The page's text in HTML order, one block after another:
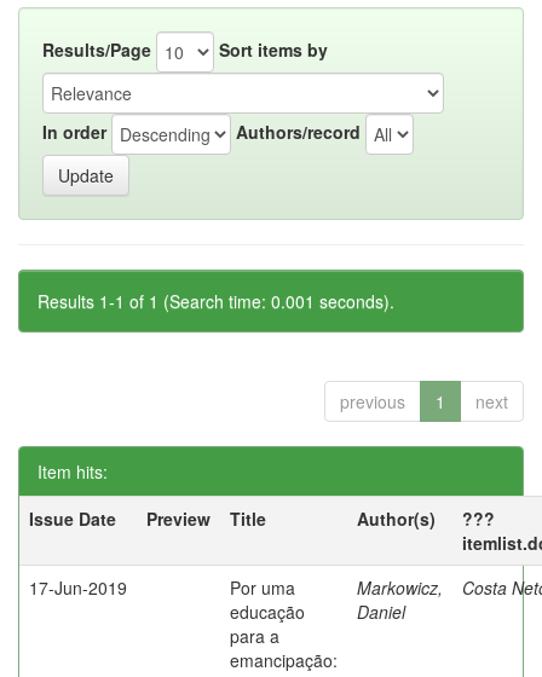
Results/Page Sort items by
In order Authors/record
Results 1-1 of 1 (Search time: 0.001 seconds).
previous 1 next
Item hits:
Issue Date
Preview Title Author(s)
???
17-Jun-2019
Por uma
educação
para a
emancipação:
Markowicz,
Daniel
Costa